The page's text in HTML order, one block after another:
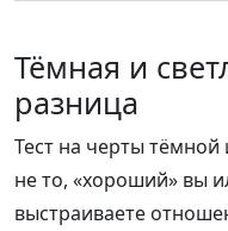
Тёмная и
разница
Тест на черты тёмной
не то, «хороший» вы
выстраиваете